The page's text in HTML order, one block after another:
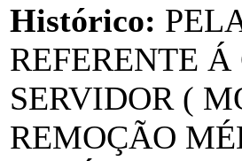
Histórico:
REFERENTE
SERVIDOR (
REMOÇÃO